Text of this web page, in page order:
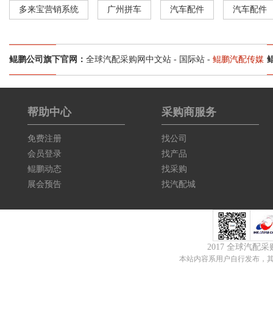
多来宝营销系统 广州拼车 汽车配件 汽车配件
鲲鹏公司旗下官网： 全球汽配采购网中文站 - 国际站 - 鲲鹏汽配传媒
帮助中心
免费注册
会员登录
鲲鹏动态
展会预告
采购商服务
找公司
找产品
找采购
找汽配城
2017 全球汽配
本站内容系用户自行发布，